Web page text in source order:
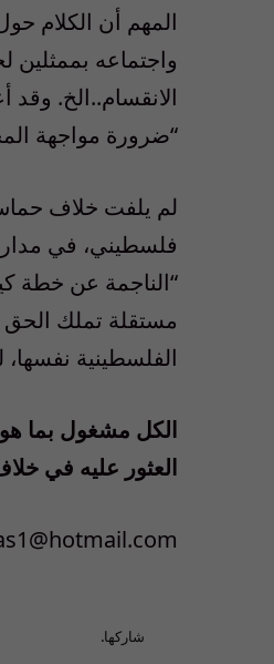
المهم أن الكلام
واجتماعه بممثلين
الانقسام..الخ.
“ضرورة مواجهة
لم يلفت خلاف
فلسطيني، في
“الناجمة عن خطة
مستقلة تملك الحق
الفلسطينية
الكل مشغول بما هو
العثور عليه في
شاركها.